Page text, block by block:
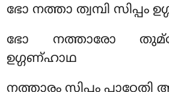
ഭോ നത്താ ത്വമ്പി സിപ്പം
ഭോ നത്താരോ
ഉഗ്ഗണ്ഹാഥ